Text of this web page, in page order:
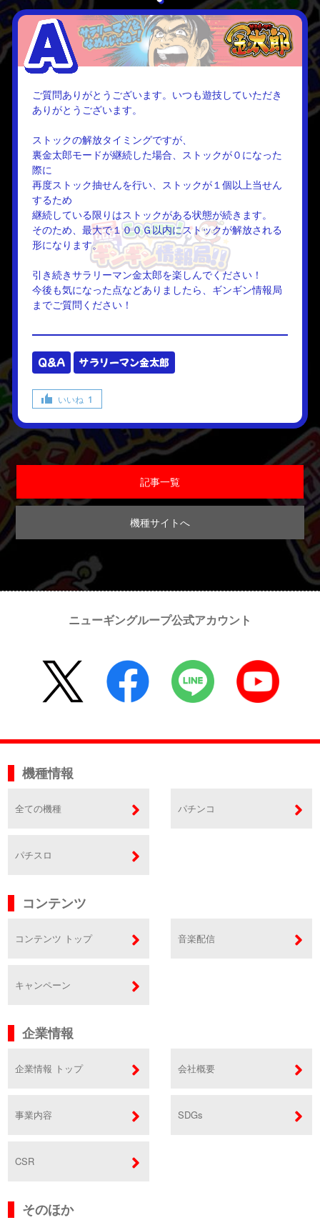
ご質問ありがとうございます。いつも遊技していただき
ありがとうございます。
ストックの解放タイミングですが、
裏金太郎モードが継続した場合、ストックが０になった
際に
再度ストック抽せんを行い、ストックが１個以上当せん
するため
継続している限りはストックがある状態が続きます。
そのため、最大で１００Ｇ以内にストックが解放される
形になります。
引き続きサラリーマン金太郎を楽しんでください！
今後も気になった点などありましたら、ギンギン情報局
までご質問ください！
Q&A サラリーマン金太郎
いいね 1
記事一覧
機種サイトへ
ニューギングループ公式アカウント
機種情報
全ての機種 パチンコ
パチスロ
コンテンツ
コンテンツ トップ 音楽配信
キャンペーン
企業情報
企業情報 トップ 会社概要
事業内容 SDGs
CSR
そのほか